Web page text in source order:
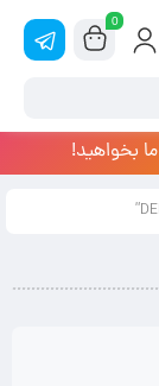
0
بخواهید!